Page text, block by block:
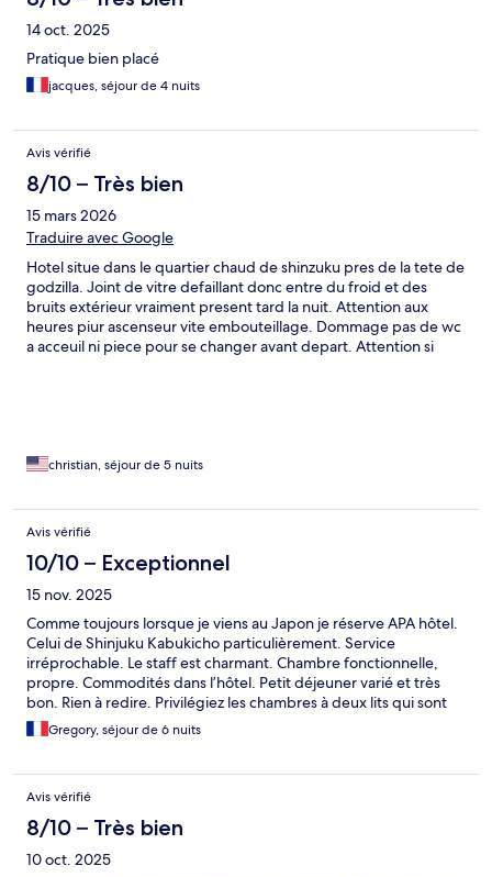
14 oct. 2025
Pratique bien placé
jacques, séjour de 4 nuits
Avis vérifié
8/10 – Très bien
15 mars 2026
Traduire avec Google
Hotel situe dans le quartier chaud de shinzuku pres de la tete de
godzilla. Joint de vitre defaillant donc entre du froid et des
bruits extérieur vraiment present tard la nuit. Attention aux
heures piur ascenseur vite embouteillage. Dommage pas de wc
a acceuil ni piece pour se changer avant depart. Attention si
petit dejeuner il y a tt autour.
christian, séjour de 5 nuits
Avis vérifié
10/10 – Exceptionnel
15 nov. 2025
Comme toujours lorsque je viens au Japon je réserve APA hôtel.
Celui de Shinjuku Kabukicho particulièrement. Service
irréprochable. Le staff est charmant. Chambre fonctionnelle,
propre. Commodités dans l’hôtel. Petit déjeuner varié et très
bon. Rien à redire. Privilégiez les chambres à deux lits qui sont
plus grandes.
Gregory, séjour de 6 nuits
Avis vérifié
8/10 – Très bien
10 oct. 2025